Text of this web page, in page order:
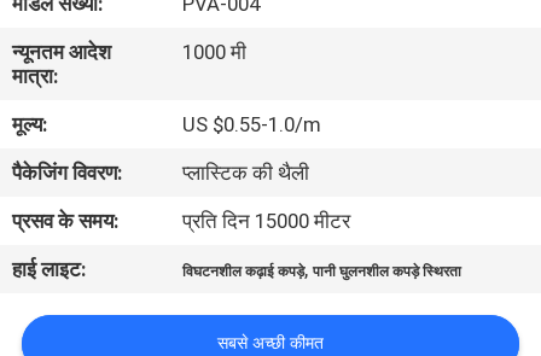
कारखाने
दौरा
गुणवत्ता
नियंत्रण
समाचार
न्यूनतम आदेश
मात्रा:
1000 मी
मूल्य:
US $0.55-1.0/m
पैकेजिंग विवरण:
प्लास्टिक की थैली
प्रसव के समय:
प्रति दिन 15000 मीटर
हाई लाइट:
विघटनशील कढ़ाई कपड़े,पानी घुलनशील कपड़े स्थिरता
सबसे अच्छी कीमत